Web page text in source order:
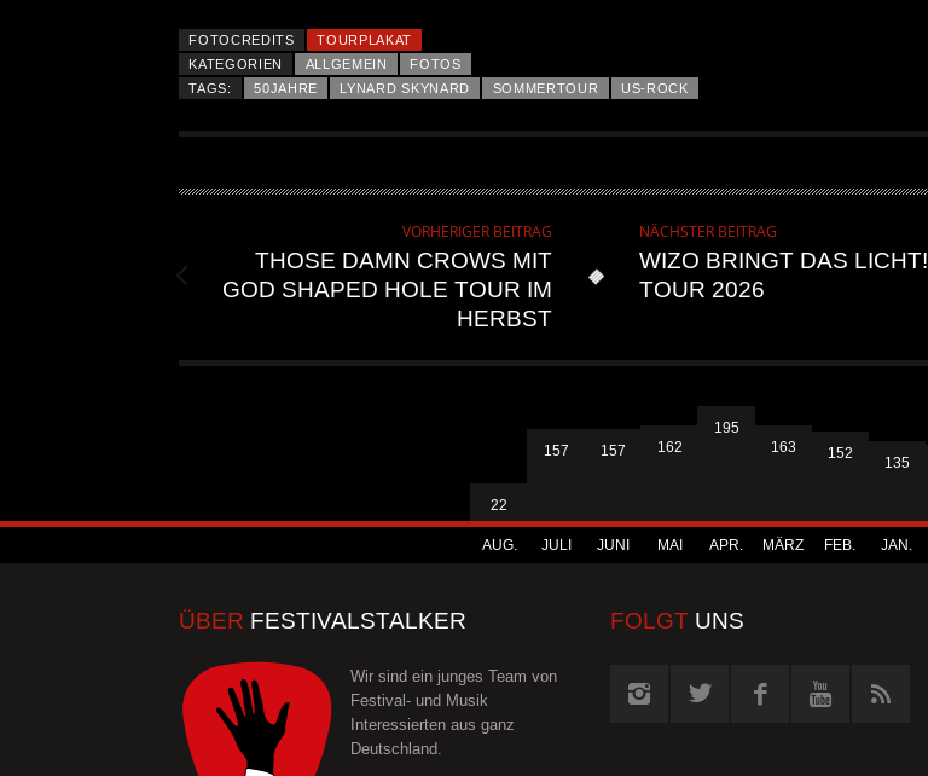
FOTOCREDITS
TOURPLAKAT
KATEGORIEN
ALLGEMEIN
FOTOS
TAGS:
50JAHRE LYNARD SKYNARD SOMMERTOUR US-ROCK
VORHERIGER BEITRAG
THOSE DAMN CROWS MIT
GOD SHAPED HOLE TOUR IM
HERBST
NÄCHSTER BEITRAG
WIZO BRINGT DAS LICHT!
TOUR 2026
ALLGEMEIN
22
AUG.
157
JULI
157
JUNI
162
MAI
195
APR.
163
MÄRZ
152
FEB.
135
JAN.
ÜBER FESTIVALSTALKER
Wir sind ein junges Team von
Festival- und Musik
Interessierten aus ganz
Deutschland.
FOLGT UNS